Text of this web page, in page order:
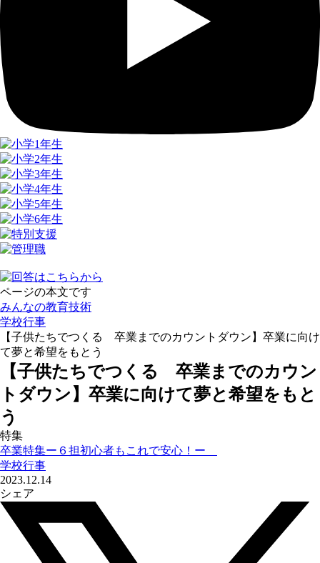
ページの本文です
みんなの教育技術
学校行事
【子供たちでつくる 卒業までのカウントダウン】卒業に向け
て夢と希望をもとう
【子供たちでつくる 卒業までのカウン
トダウン】卒業に向けて夢と希望をもと
う
特集
卒業特集ー６担初心者もこれで安心！ー
学校行事
2023.12.14
シェア